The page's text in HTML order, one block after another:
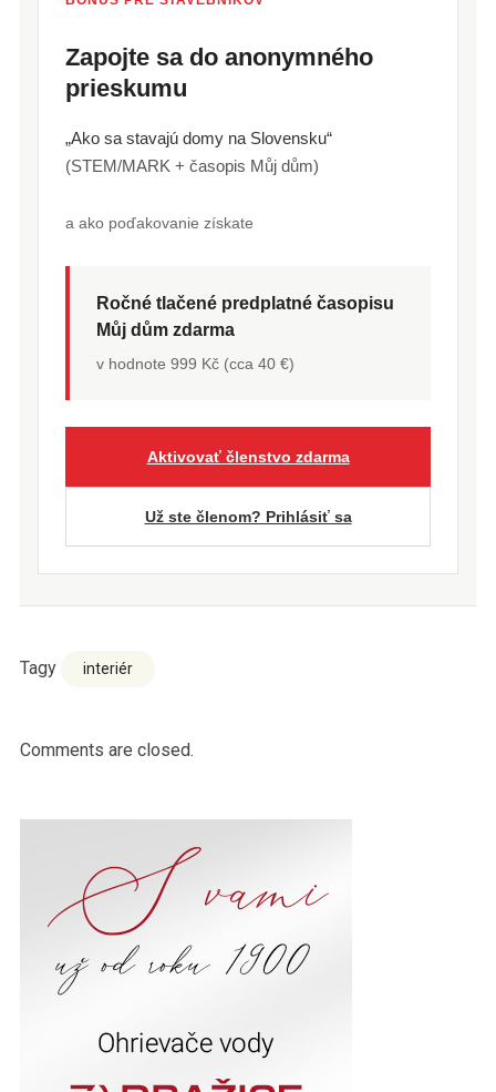
Zapojte sa do anonymného
prieskumu
„Ako sa stavajú domy na Slovensku“
(STEM/MARK + časopis Můj dům)
a ako poďakovanie získate
Ročné tlačené predplatné časopisu
Můj dům zdarma
v hodnote 999 Kč (cca 40 €)
Aktivovať členstvo zdarma
Už ste členom? Prihlásiť sa
Tagy interiér
Comments are closed.